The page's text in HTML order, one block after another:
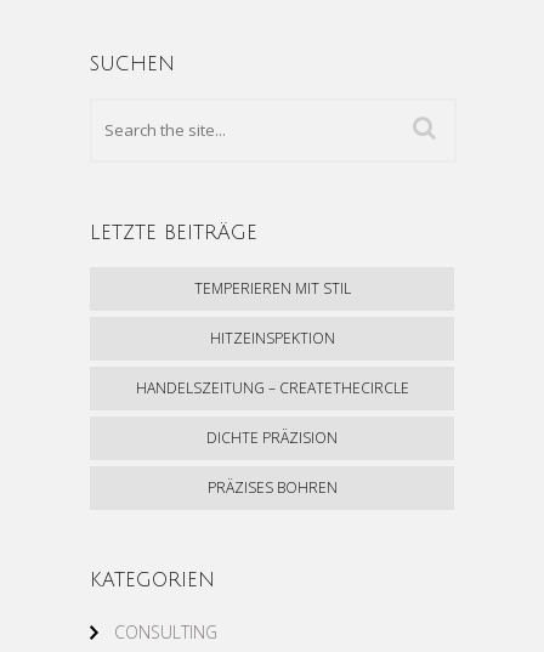
SUCHEN
LETZTE BEITRÄGE
TEMPERIEREN MIT STIL
HITZEINSPEKTION
HANDELSZEITUNG – CREATETHECIRCLE
DICHTE PRÄZISION
PRÄZISES BOHREN
KATEGORIEN
CONSULTING